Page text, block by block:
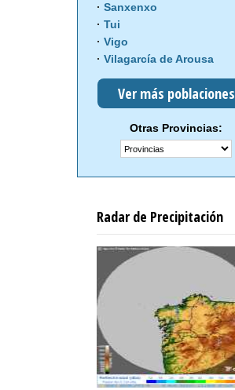
Sanxenxo
Tui
Vigo
Vilagarcía de Arousa
Ver más poblaciones
Otras Provincias:
Radar de Precipitación